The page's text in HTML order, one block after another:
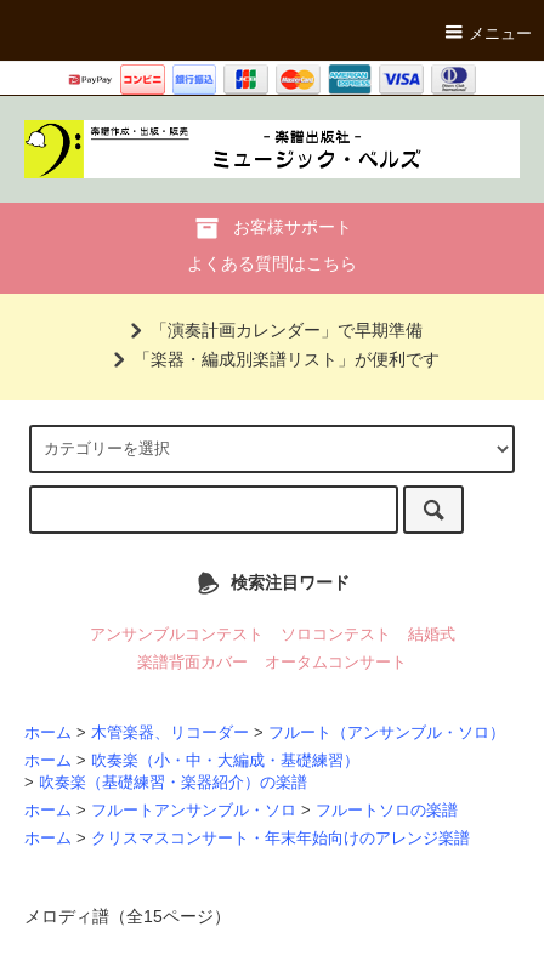
メニュー
お客様サポート
よくある質問はこちら
「演奏計画カレンダー」で早期準備
「楽器・編成別楽譜リスト」が便利です
検索注目ワード
アンサンブルコンテスト ソロコンテスト
結婚式
楽譜背面カバー
オータムコンサート
ホーム > 木管楽器、リコーダー > フルート（アンサンブル・ソロ）
ホーム > 吹奏楽（小・中・大編成・基礎練習）
> 吹奏楽（基礎練習・楽器紹介）の楽譜
ホーム > フルートアンサンブル・ソロ > フルートソロの楽譜
ホーム > クリスマスコンサート・年末年始向けのアレンジ楽譜
メロディ譜（全15ページ）